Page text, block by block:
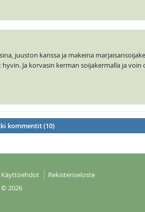
juuston kanssa ja makeina
Ja korvasin kerman soijakermalla ja voin
kommentit (10)
Käyttöehdot
Rekisteriseloste
© 2026